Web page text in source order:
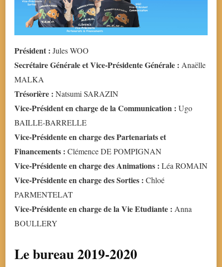
Président : Jules WOO
Secrétaire Générale et Vice-Présidente Générale : Anaëlle
MALKA
Trésorière : Natsumi SARAZIN
Vice-Président en charge de la Communication : Ugo
BAILLE-BARRELLE
Vice-Présidente en charge des Partenariats et
Financements : Clémence DE POMPIGNAN
Vice-Présidente en charge des Animations : Léa ROMAIN
Vice-Présidente en charge des Sorties : Chloé
PARMENTELAT
Vice-Présidente en charge de la Vie Etudiante : Anna
BOULLERY
Le bureau 2019-2020